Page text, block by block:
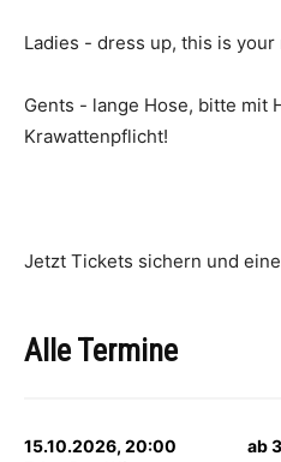
Ladies - dress up, this is your
Gents - lange Hose, bitte mit
Krawattenpflicht!
Jetzt Tickets sichern und
Alle Termine
15.10.2026, 20:00
ab